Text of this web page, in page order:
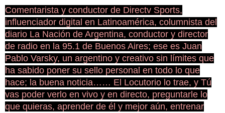
Comentarista y conductor de Directv Sports,
influenciador digital en Latinoamérica, columnista del
diario La Nación de Argentina, conductor y director
de radio en la 95.1 de Buenos Aires; ese es Juan
Pablo Varsky, un argentino y creativo sin límites que
ha sabido poner su sello personal en todo lo que
hace; la buena noticia…… El Locutorio lo trae, y Tú
vas poder verlo en vivo y en directo, preguntarle lo
que quieras, aprender de él y mejor aún, entrenar